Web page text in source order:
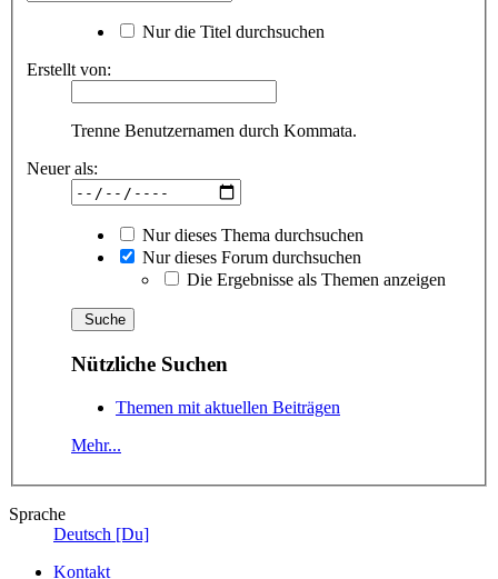
Nur die Titel durchsuchen
Erstellt von:
Trenne Benutzernamen durch Kommata.
Neuer als:
Nur dieses Thema durchsuchen
Nur dieses Forum durchsuchen
Die Ergebnisse als Themen anzeigen
Nützliche Suchen
Themen mit aktuellen Beiträgen
Mehr...
Sprache
Deutsch [Du]
Kontakt